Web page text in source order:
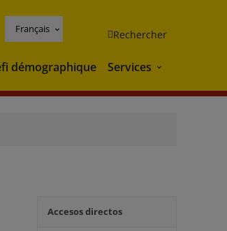
Français Rechercher
démographique Services Services
Accesos directos